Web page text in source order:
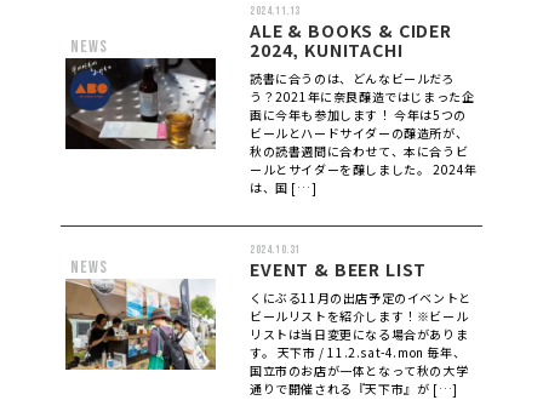
news
2024.11.13
ALE & BOOKS & CIDER
2024, KUNITACHI
読書に合うのは、どんなビールだろ
う？2021年に奈良醸造ではじまった企
画に今年も参加します！ 今年は5つの
ビールとハードサイダーの醸造所が、
秋の読書週間に合わせて、本に合うビ
ールとサイダーを醸しました。 2024年
は、国 […]
news
2024.10.31
EVENT & BEER LIST
くにぶる11月の出店予定のイベントと
ビールリストを紹介します！※ビール
リストは当日変更になる場合がありま
す。 天下市 / 11.2.sat-4.mon 毎年、
国立市のお店が一体となって秋の大学
通りで開催される『天下市』が […]